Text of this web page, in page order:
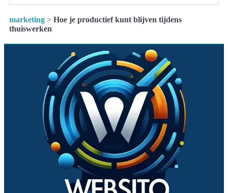
marketing > Hoe je productief kunt blijven tijdens
thuiswerken